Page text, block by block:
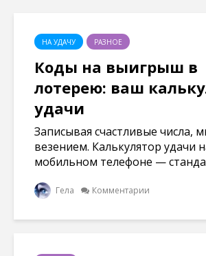
НА УДАЧУ РАЗНОЕ
Коды на выигрыш в
лотерею: ваш
удачи
Записывая счастливые числа,
везением. Калькулятор удачи
мобильном телефоне —
Гела Комментарии